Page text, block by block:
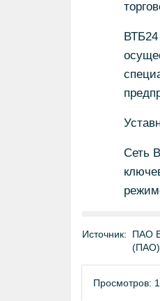
ВТБ24
Сеть
Источник:
ПАО
(ПАО)
Просмотров: